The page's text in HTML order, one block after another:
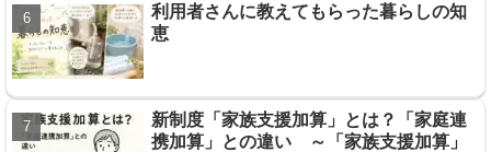
利用者さんに教えてもらった暮らしの知
恵
新制度「家族支援加算」とは？「家庭連
携加算」との違い ～「家族支援加算」